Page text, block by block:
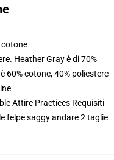
cotone
Heather Gray è di 70%
60% cotone, 40% poliestere
Attire Practices Requisiti
felpe saggy andare 2 taglie